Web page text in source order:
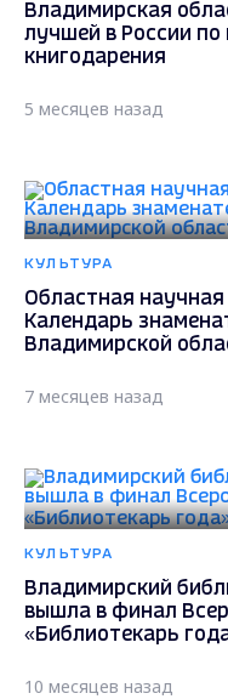
Владимирская
лучшей в России по
книгодарения
5 месяцев назад
КУЛЬТУРА
Областная
Календарь
Владимирской
7 месяцев назад
КУЛЬТУРА
Владимирский
вышла в финал
«Библиотекарь
10 месяцев назад